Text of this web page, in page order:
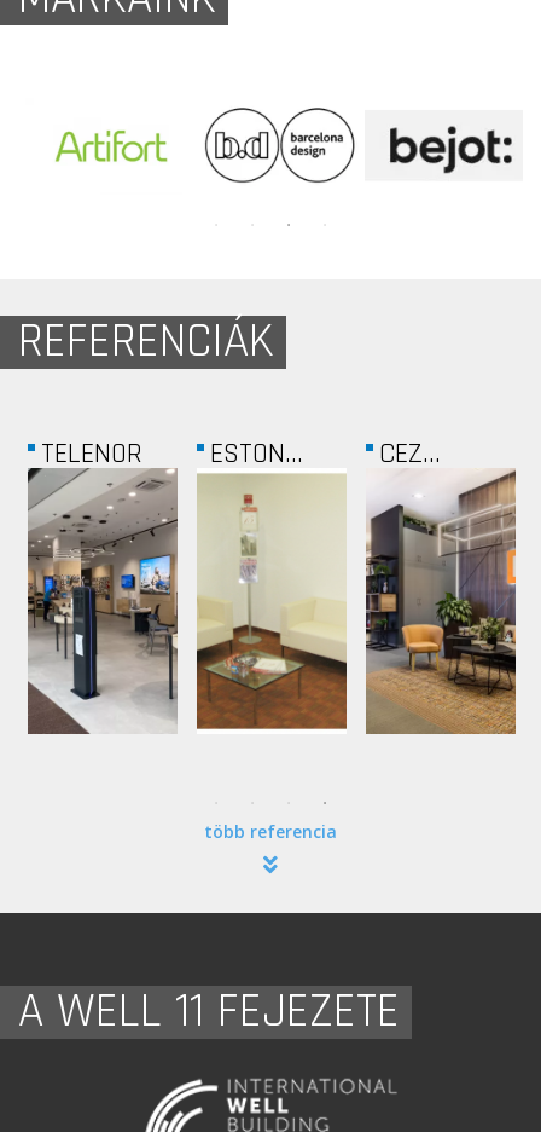
REFERENCIÁK
DIZAIN-
ALUFEX
CSIKÓS... GETRONICS
több referencia
A WELL 11 FEJEZETE